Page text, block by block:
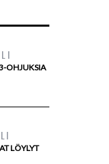
OHJUKSIA
LÖYLYT